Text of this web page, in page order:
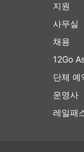
버
지원
사무실
채용
12Go
단체 예
운영사
레일패